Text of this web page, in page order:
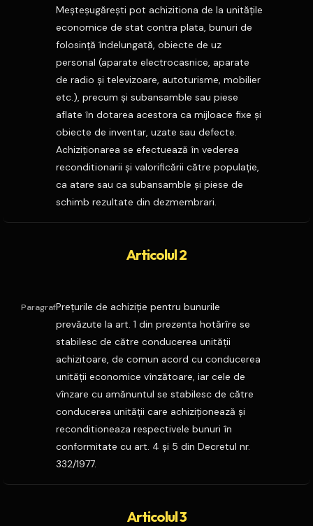
Meşteşugăreşti pot achizitiona de la unităţile
economice de stat contra plata, bunuri de
folosinţă îndelungată, obiecte de uz
personal (aparate electrocasnice, aparate
de radio şi televizoare, autoturisme, mobilier
etc.), precum şi subansamble sau piese
aflate în dotarea acestora ca mijloace fixe şi
obiecte de inventar, uzate sau defecte.
Achiziţionarea se efectuează în vederea
reconditionarii şi valorificării către populaţie,
ca atare sau ca subansamble şi piese de
schimb rezultate din dezmembrari.
Articolul 2
ParagrafPreţurile de achiziţie pentru bunurile
prevăzute la art. 1 din prezenta hotărîre se
stabilesc de către conducerea unităţii
achizitoare, de comun acord cu conducerea
unităţii economice vînzătoare, iar cele de
vînzare cu amănuntul se stabilesc de către
conducerea unităţii care achiziţionează şi
reconditioneaza respectivele bunuri în
conformitate cu art. 4 şi 5 din Decretul nr.
332/1977.
Articolul 3